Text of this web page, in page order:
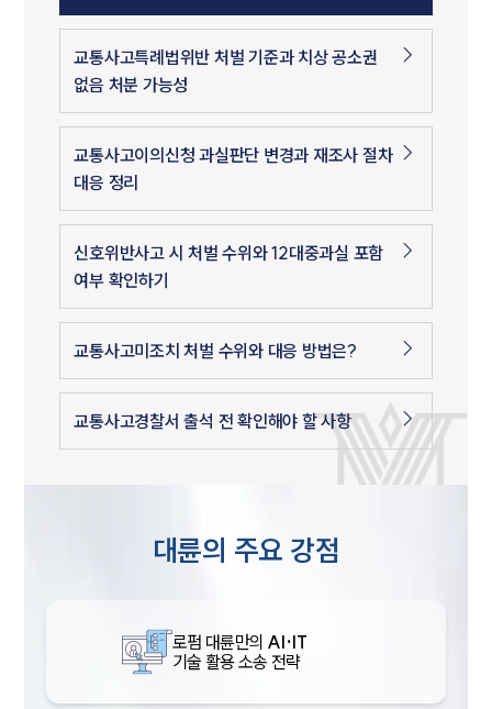
교통사고특례법위반 처벌 기준과 치상 공소권
없음 처분 가능성
교통사고이의신청 과실판단 변경과 재조사 절차
대응 정리
신호위반사고 시 처벌 수위와 12대중과실 포함
여부 확인하기
교통사고미조치 처벌 수위와 대응 방법은?
교통사고경찰서 출석 전 확인해야 할 사항
대륜의 주요 강점
로펌 대륜만의 AI·IT
기술 활용 소송 전략